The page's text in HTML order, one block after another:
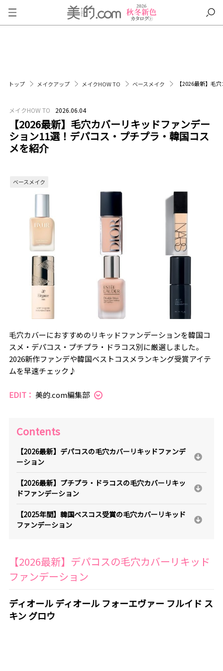
トップ メイクアップ メイクHOW TO ベースメイク 【2026最新】毛
メイクHOW TO 2026.06.04
【2026最新】毛穴カバーリキッドファンデー
ション11選！デパコス・プチプラ・韓国コス
メを紹介
ベースメイク
毛穴カバーにおすすめのリキッドファンデーションを韓国コ
スメ・デパコス・プチプラ・ドラコス別に厳選しました。
2026新作ファンデや韓国ベストコスメランキング受賞アイテ
ムを早速チェック♪
EDIT： 美的.com編集部
Contents
【2026最新】デパコスの毛穴カバーリキッドファンデ
ーション
【2026最新】プチプラ・ドラコスの毛穴カバーリキッ
ドファンデーション
【2025年間】韓国ベスコス受賞の毛穴カバーリキッド
ファンデーション
【2026最新】デパコスの毛穴カバーリキッド
ファンデーション
ディオール ディオール フォーエヴァー フルイド ス
キン グロウ